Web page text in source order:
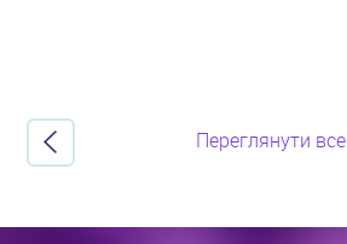
Переглянути все